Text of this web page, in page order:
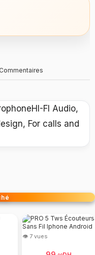
Commentaires
FI Audio,
For calls and
👁 7 vues